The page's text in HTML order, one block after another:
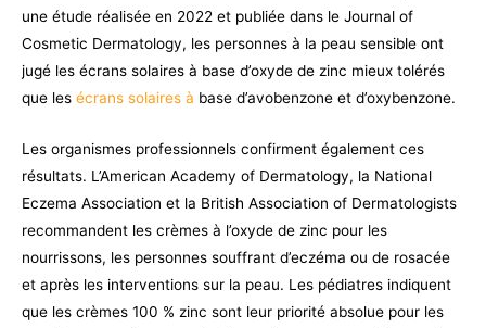
une étude réalisée en 2022 et publiée dans le Journal of
Cosmetic Dermatology, les personnes à la peau sensible ont
jugé les écrans solaires à base d’oxyde de zinc mieux tolérés
que les écrans solaires à base d’avobenzone et d’oxybenzone.
Les organismes professionnels confirment également ces
résultats. L’American Academy of Dermatology, la National
Eczema Association et la British Association of Dermatologists
recommandent les crèmes à l’oxyde de zinc pour les
nourrissons, les personnes souffrant d’eczéma ou de rosacée
et après les interventions sur la peau. Les pédiatres indiquent
que les crèmes 100 % zinc sont leur priorité absolue pour les